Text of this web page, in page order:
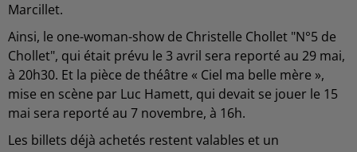
Marcillet.
Ainsi, le one-woman-show de Christelle Chollet "N°5 de
Chollet", qui était prévu le 3 avril sera reporté au 29 mai,
à 20h30. Et la pièce de théâtre « Ciel ma belle mère »,
mise en scène par Luc Hamett, qui devait se jouer le 15
mai sera reporté au 7 novembre, à 16h.
Les billets déjà achetés restent valables et un